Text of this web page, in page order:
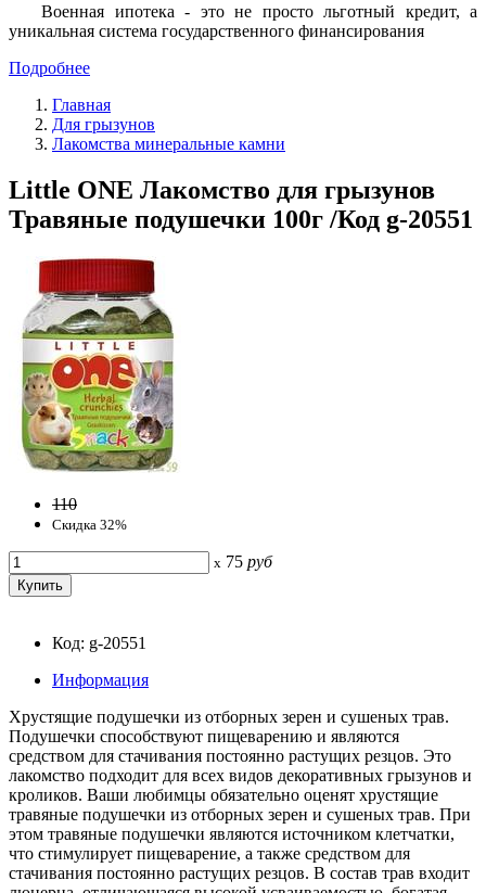
Военная ипотека - это не просто льготный кредит, а
уникальная система государственного финансирования
Подробнее
Главная
Для грызунов
Лакомства минеральные камни
Little ONE Лакомство для грызунов
Травяные подушечки 100г /Код g-20551
110
Скидка 32%
x 75 руб
Код: g-20551
Информация
Хрустящие подушечки из отборных зерен и сушеных трав.
Подушечки споcобствуют пищеварению и являются
средством для стачивания постоянно растущих резцов. Это
лакомство подходит для всех видов декоративных грызунов и
кроликов. Ваши любимцы обязательно оценят хрустящие
травяные подушечки из отборных зерен и сушеных трав. При
этом травяные подушечки являются источником клетчатки,
что стимулирует пищеварение, а также средством для
стачивания постоянно растущих резцов. В состав трав входит